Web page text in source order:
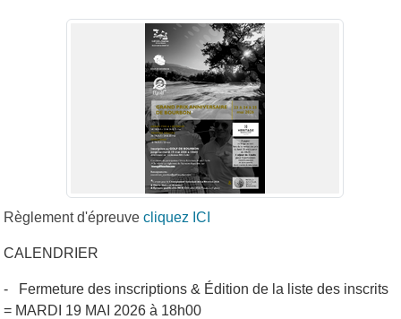
Règlement d'épreuve cliquez ICI
CALENDRIER
-
Fermeture des inscriptions & Édition de la liste des inscrits
= MARDI 19 MAI 2026 à 18h00